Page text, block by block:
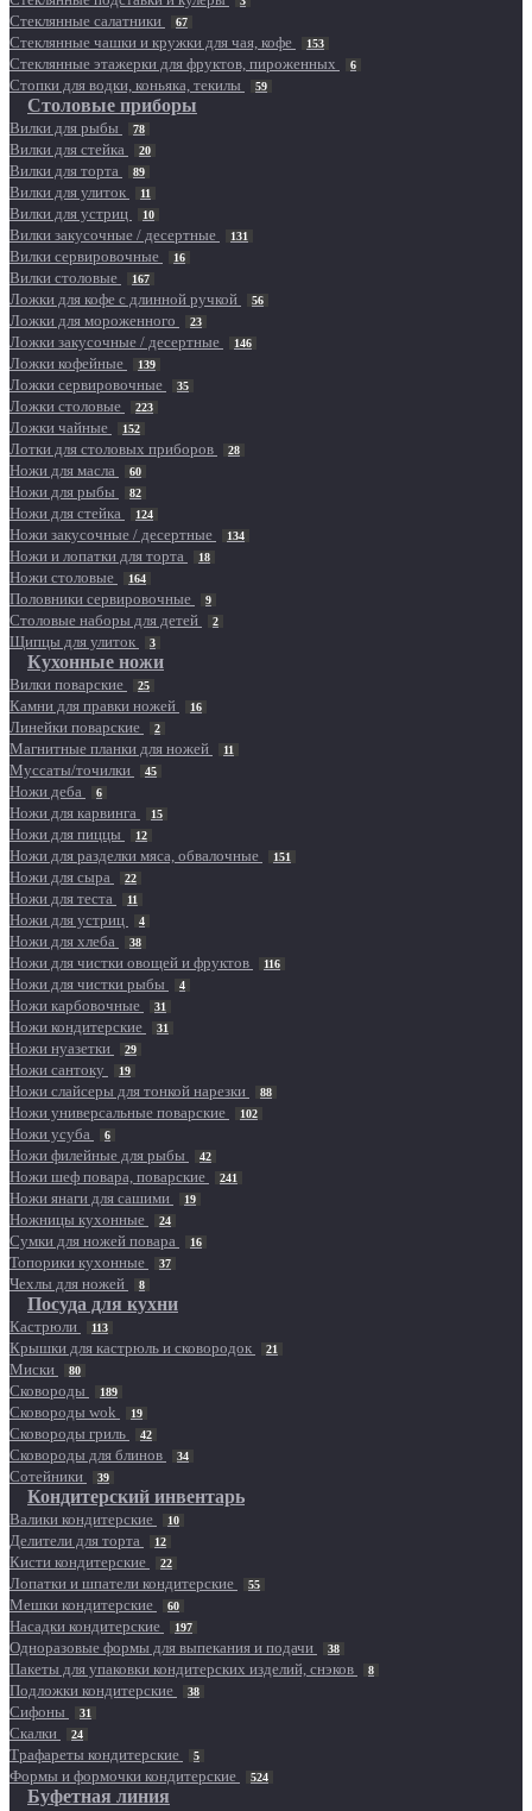
Стеклянные салатники 67
Стеклянные чашки и кружки для чая, кофе 153
Стеклянные этажерки для фруктов, пироженных 6
Стопки для водки, коньяка, текилы 59
Столовые приборы
Вилки для рыбы 78
Вилки для стейка 20
Вилки для торта 89
Вилки для улиток 11
Вилки для устриц 10
Вилки закусочные / десертные 131
Вилки сервировочные 16
Вилки столовые 167
Ложки для кофе с длинной ручкой 56
Ложки для мороженного 23
Ложки закусочные / десертные 146
Ложки кофейные 139
Ложки сервировочные 35
Ложки столовые 223
Ложки чайные 152
Лотки для столовых приборов 28
Ножи для масла 60
Ножи для рыбы 82
Ножи для стейка 124
Ножи закусочные / десертные 134
Ножи и лопатки для торта 18
Ножи столовые 164
Половники сервировочные 9
Столовые наборы для детей 2
Щипцы для улиток 3
Кухонные ножи
Вилки поварские 25
Камни для правки ножей 16
Линейки поварские 2
Магнитные планки для ножей 11
Муссаты/точилки 45
Ножи деба 6
Ножи для карвинга 15
Ножи для пиццы 12
Ножи для разделки мяса, обвалочные 151
Ножи для сыра 22
Ножи для теста 11
Ножи для устриц 4
Ножи для хлеба 38
Ножи для чистки овощей и фруктов 116
Ножи для чистки рыбы 4
Ножи карбовочные 31
Ножи кондитерские 31
Ножи нуазетки 29
Ножи сантоку 19
Ножи слайсеры для тонкой нарезки 88
Ножи универсальные поварские 102
Ножи усуба 6
Ножи филейные для рыбы 42
Ножи шеф повара, поварские 241
Ножи янаги для сашими 19
Ножницы кухонные 24
Сумки для ножей повара 16
Топорики кухонные 37
Чехлы для ножей 8
Посуда для кухни
Кастрюли 113
Крышки для кастрюль и сковородок 21
Миски 80
Сковороды 189
Сковороды wok 19
Сковороды гриль 42
Сковороды для блинов 34
Сотейники 39
Кондитерский инвентарь
Валики кондитерские 10
Делители для торта 12
Кисти кондитерские 22
Лопатки и шпатели кондитерские 55
Мешки кондитерские 60
Насадки кондитерские 197
Одноразовые формы для выпекания и подачи 38
Пакеты для упаковки кондитерских изделий, снэков 8
Подложки кондитерские 38
Сифоны 31
Скалки 24
Трафареты кондитерские 5
Формы и формочки кондитерские 524
Буфетная линия